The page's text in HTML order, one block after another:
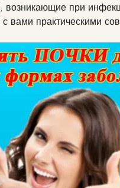
возникающие при
вами практическими